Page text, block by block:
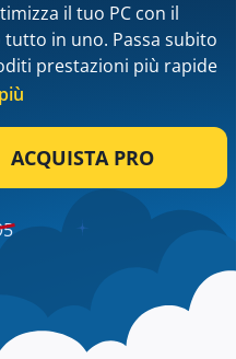
il tuo PC con il
in uno. Passa subito
prestazioni più rapide
ACQUISTA PRO